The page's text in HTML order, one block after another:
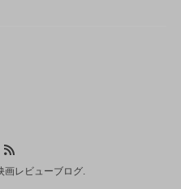
レビューブログ.